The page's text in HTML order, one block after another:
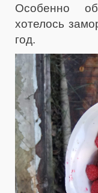
Особенно
хотелось
год.